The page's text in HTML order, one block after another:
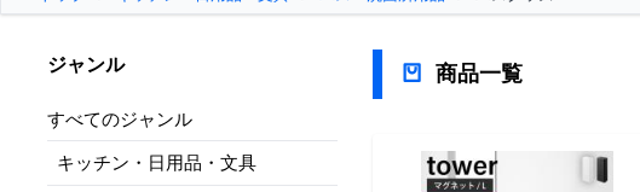
ジャンル
すべてのジャンル
キッチン・日用品・文具
商品一覧